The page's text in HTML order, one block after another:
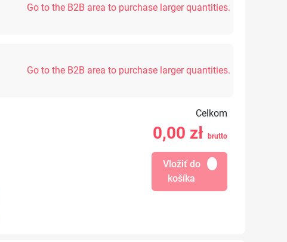
Go to the B2B area to purchase larger quantities.
Go to the B2B area to purchase larger quantities.
Celkom
0,00 zł brutto
Vložiť do
košíka